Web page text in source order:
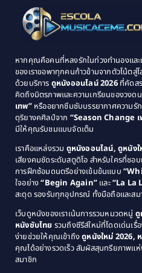
Classic หนังคล
Classic หนังคล
Comedy ต
Comedy ตล
Coming of Age
Coming-of-
Crime อาชญา
1995
1993
1989
1987
1985
1983
1979
1976
1974
1971
1969
1964
หากคุณคือคนที่หลงรักในท่วงทำนองและ
ของเราขอพาทุกคนก้าวข้ามจากตัวโน้ต
ด้วยบริการ ดูหนังออนไลน์ 2026ที่คัดสร
คิดถึงมิตรภาพและความเกรียนของวงด
เทพ”หรืออยากซึมซับบรรยากาศความรั
ดุริยางคศิลป์จาก “Season Change
มีให้คุณรับชมแบบจัดเต็ม
เราคือแหล่งรวม ดูหนังออนไลน์, ดูหนังใ
เสียงคมชัดระดับสตูดิโอ สำหรับใครที่ชอ
การฝึกซ้อมดนตรีอย่างเข้มข้นแบบ
ใจอย่าง“Begin Again” และ“La La
สะดุด รองรับทุกอุปกรณ์ ทั้งมือถือและสม
เว็บดูหนังของเราเน้นการรวมหมวดหมู่ ดู
หนังซับไทย รวมถึงซีรีส์ใหม่ที่โดดเด่นเ
ง่ายช่วยให้คุณเข้าถึงดูหนังใหม่ 2026,
คุณได้อย่างรวดเร็ว สัมผัสสุนทรียภาพแ
สมาชิก